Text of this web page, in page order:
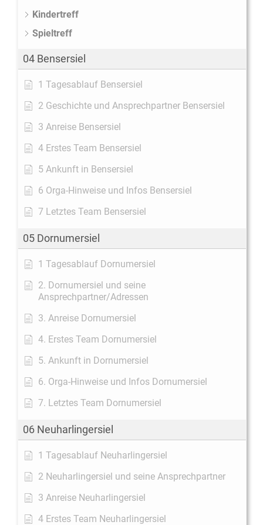
Kindertreff
Spieltreff
04 Bensersiel
1 Tagesablauf Bensersiel
2 Geschichte und Ansprechpartner Bensersiel
3 Anreise Bensersiel
4 Erstes Team Bensersiel
5 Ankunft in Bensersiel
6 Orga-Hinweise und Infos Bensersiel
7 Letztes Team Bensersiel
05 Dornumersiel
1 Tagesablauf Dornumersiel
2. Dornumersiel und seine
Ansprechpartner/Adressen
3. Anreise Dornumersiel
4. Erstes Team Dornumersiel
5. Ankunft in Dornumersiel
6. Orga-Hinweise und Infos Dornumersiel
7. Letztes Team Dornumersiel
06 Neuharlingersiel
1 Tagesablauf Neuharlingersiel
2 Neuharlingersiel und seine Ansprechpartner
3 Anreise Neuharlingersiel
4 Erstes Team Neuharlingersiel